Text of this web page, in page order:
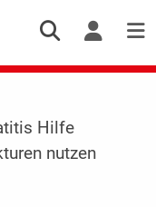
Hilfe
nutzen